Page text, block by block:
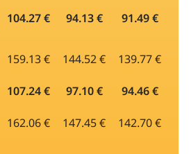
104.27 € 94.13 € 91.49 €
159.13 € 144.52 € 139.77 €
107.24 € 97.10 € 94.46 €
162.06 € 147.45 € 142.70 €